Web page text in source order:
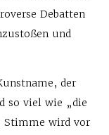
Debatten
und
der
so viel wie „die
Stimme wird vor